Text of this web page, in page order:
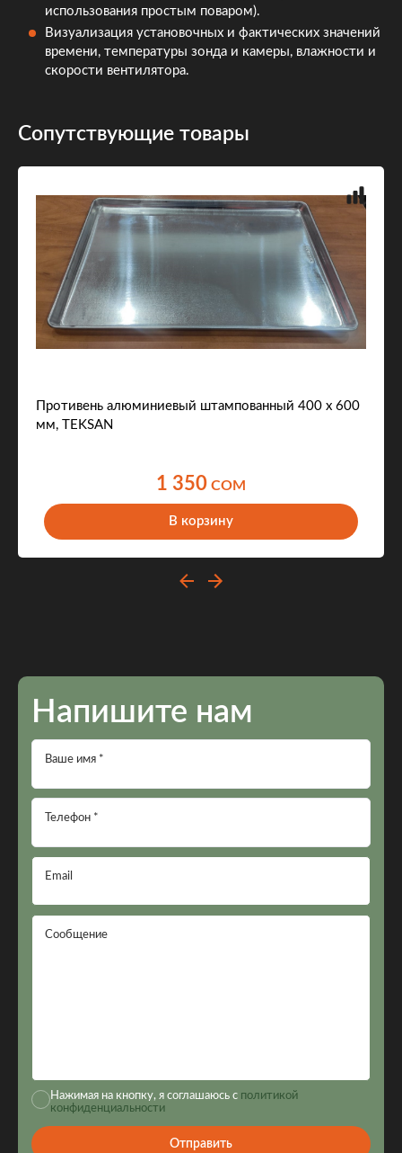
использования простым поваром).
Визуализация установочных и фактических значений
времени, температуры зонда и камеры, влажности и
скорости вентилятора.
Сопутствующие товары
Противень алюминиевый штампованный 400 х 600
мм, TEKSAN
1 350 COM
В корзину
Напишите нам
Ваше имя *
Телефон *
Email
Сообщение
Нажимая на кнопку, я соглашаюсь с политикой
конфиденциальности
Отправить